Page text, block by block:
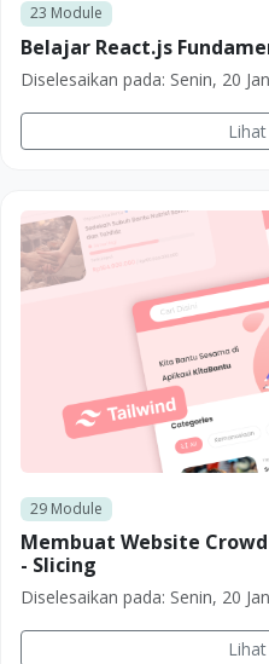
23 Module
Belajar React.js
Diselesaikan pada: Senin, 20
29Module
Membuat Website
- Slicing
Diselesaikan pada: Senin, 20